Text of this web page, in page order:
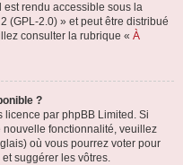
est rendu accessible sous la
(GPL-2.0) » et peut être distribué
consulter la rubrique « À
?
licence par phpBB Limited. Si
nouvelle fonctionnalité, veuillez
où vous pourrez voter pour
suggérer les vôtres.